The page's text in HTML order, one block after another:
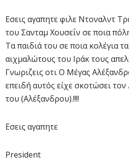
Εσεις αγαπητε φιλε Ντοναλντ
του Σανταμ Χουσεΐν σε ποια
Τα παιδιά του σε ποια κολέγια
αιχμαλώτους του Ιράκ τους
Γνωριζεις οτι Ο Μέγας
επειδή αυτός είχε σκοτώσει
του (Αλέξανδρου).!!!!
Εσεις αγαπητε
​President​